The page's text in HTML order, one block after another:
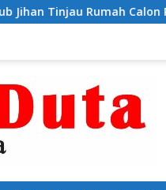
Calon Penerima